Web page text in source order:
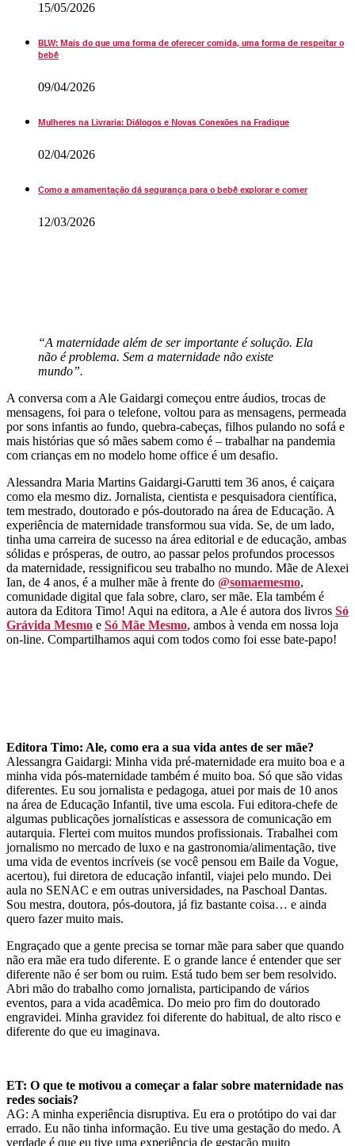
15/05/2026
BLW: Mais do que uma forma de oferecer comida, uma forma de respeitar o
bebê
09/04/2026
Mulheres na Livraria: Diálogos e Novas Conexões na Fradique
02/04/2026
Como a amamentação dá segurança para o bebê explorar e comer
12/03/2026
“A maternidade além de ser importante é solução. Ela
não é problema. Sem a maternidade não existe
mundo”.
A conversa com a Ale Gaidargi começou entre áudios, trocas de
mensagens, foi para o telefone, voltou para as mensagens, permeada
por sons infantis ao fundo, quebra-cabeças, filhos pulando no sofá e
mais histórias que só mães sabem como é – trabalhar na pandemia
com crianças em no modelo home office é um desafio.
Alessandra Maria Martins Gaidargi-Garutti tem 36 anos, é caiçara
como ela mesmo diz. Jornalista, cientista e pesquisadora científica,
tem mestrado, doutorado e pós-doutorado na área de Educação. A
experiência de maternidade transformou sua vida. Se, de um lado,
tinha uma carreira de sucesso na área editorial e de educação, ambas
sólidas e prósperas, de outro, ao passar pelos profundos processos
da maternidade, ressignificou seu trabalho no mundo. Mãe de Alexei
Ian, de 4 anos, é a mulher mãe à frente do @somaemesmo,
comunidade digital que fala sobre, claro, ser mãe. Ela também é
autora da Editora Timo! Aqui na editora, a Ale é autora dos livros Só
Grávida Mesmo e Só Mãe Mesmo, ambos à venda em nossa loja
on-line. Compartilhamos aqui com todos como foi esse bate-papo!
Editora Timo: Ale, como era a sua vida antes de ser mãe?
Alessangra Gaidargi: Minha vida pré-maternidade era muito boa e a
minha vida pós-maternidade também é muito boa. Só que são vidas
diferentes. Eu sou jornalista e pedagoga, atuei por mais de 10 anos
na área de Educação Infantil, tive uma escola. Fui editora-chefe de
algumas publicações jornalísticas e assessora de comunicação em
autarquia. Flertei com muitos mundos profissionais. Trabalhei com
jornalismo no mercado de luxo e na gastronomia/alimentação, tive
uma vida de eventos incríveis (se você pensou em Baile da Vogue,
acertou), fui diretora de educação infantil, viajei pelo mundo. Dei
aula no SENAC e em outras universidades, na Paschoal Dantas.
Sou mestra, doutora, pós-doutora, já fiz bastante coisa… e ainda
quero fazer muito mais.
Engraçado que a gente precisa se tornar mãe para saber que quando
não era mãe era tudo diferente. E o grande lance é entender que ser
diferente não é ser bom ou ruim. Está tudo bem ser bem resolvido.
Abri mão do trabalho como jornalista, participando de vários
eventos, para a vida acadêmica. Do meio pro fim do doutorado
engravidei. Minha gravidez foi diferente do habitual, de alto risco e
diferente do que eu imaginava.
ET: O que te motivou a começar a falar sobre maternidade nas
redes sociais?
AG: A minha experiência disruptiva. Eu era o protótipo do vai dar
errado. Eu não tinha informação. Eu tive uma gestação do medo. A
verdade é que eu tive uma experiência de gestação muito